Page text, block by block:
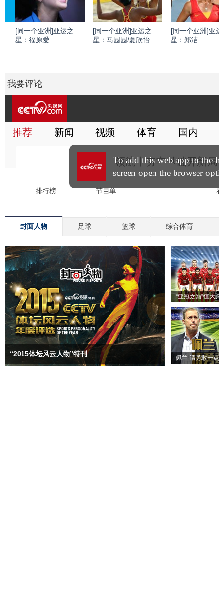
[同一个亚洲]亚运之
星：福原爱
[同一个亚洲]亚运之
星：马园园/夏欣怡
[同一个亚洲]亚
星：郑洁
我要评论
封面人物 足球 篮球 综合体育
“2015体坛风云人物”特刊
“亚冠之巅”恒大
佩兰-请勇敢一点